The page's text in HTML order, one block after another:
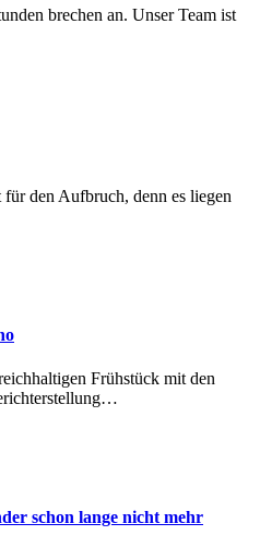
brechen an. Unser Team ist
den Aufbruch, denn es liegen
Frühstück mit den
schon lange nicht mehr